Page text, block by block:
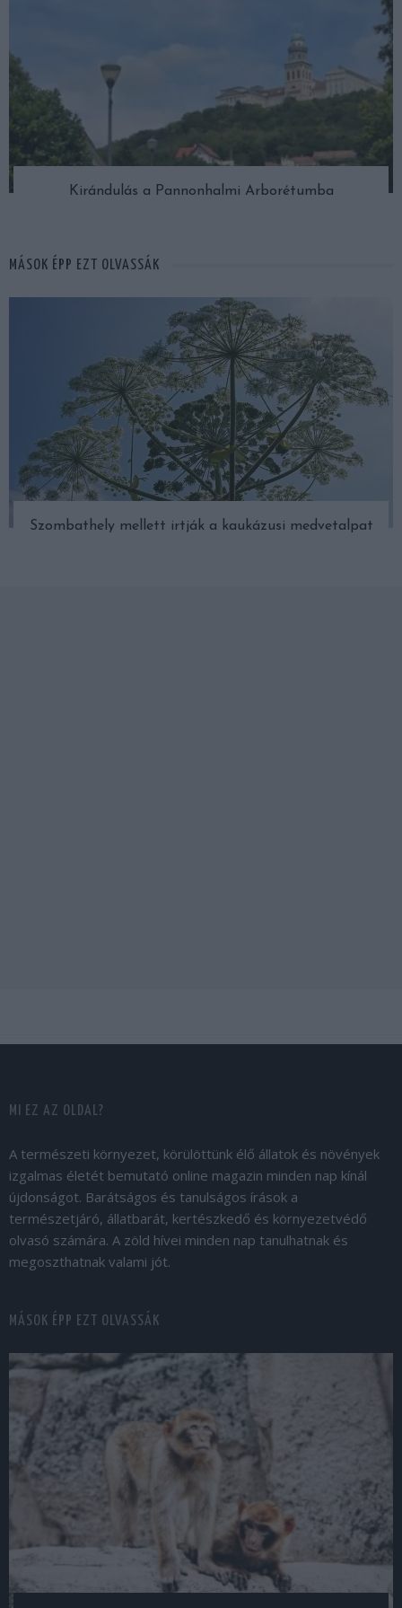
Kirándulás a Pannonhalmi Arborétumba
MÁSOK ÉPP EZT OLVASSÁK
Szombathely mellett irtják a kaukázusi medvetalpat
MI EZ AZ OLDAL?
A természeti környezet, körülöttünk élő állatok és növények
izgalmas életét bemutató online magazin minden nap kínál
újdonságot. Barátságos és tanulságos írások a
természetjáró, állatbarát, kertészkedő és környezetvédő
olvasó számára. A zöld hívei minden nap tanulhatnak és
megoszthatnak valami jót.
MÁSOK ÉPP EZT OLVASSÁK